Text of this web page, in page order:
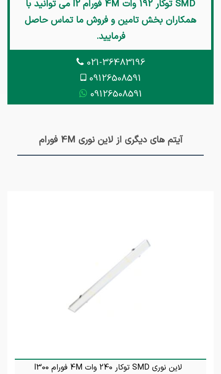
SMD توکار 192 وات 4M فورام l2
می توانید با
همکاران بخش تامین و فروش ما تماس حاصل
فرمایید.
021-36483196
09126508591
09126508591
آیتم های دیگری از لاین نوری 4M فورام
لاین نوری SMD توکار 240 وات 4M فورام l300